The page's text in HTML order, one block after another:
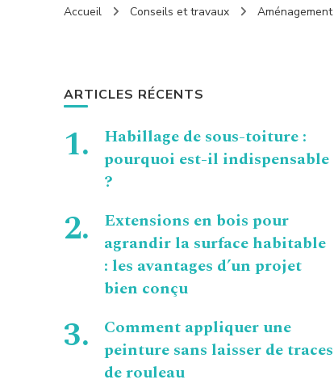
Accueil Conseils et travaux Aménagement
ARTICLES RÉCENTS
Habillage de sous-toiture :
pourquoi est-il indispensable
?
Extensions en bois pour
agrandir la surface habitable
: les avantages d’un projet
bien conçu
Comment appliquer une
peinture sans laisser de traces
de rouleau